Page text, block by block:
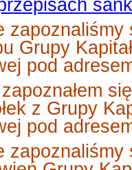
Grupy
pod
z Grupy
pod